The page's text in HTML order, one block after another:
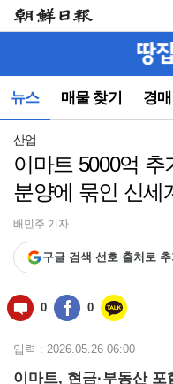
뉴스 매물 찾기 경
뉴
(컨
동)
산업
이마트 5000억
분양에 묶인 신세
배민주 기자
구글 검색 선호 출처로
0 0
입력 : 2026.05.26 06:00
이마트, 현금·부동산 포